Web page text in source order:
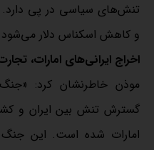
تنش‌های سیاسی در پی دارد.
و کاهش اسکناس دلار
اخراج ایرانی‌های امارات،
موذن خاطرنشان کرد:
گسترش تنش بین ایران و
امارات شده است. این جنگ